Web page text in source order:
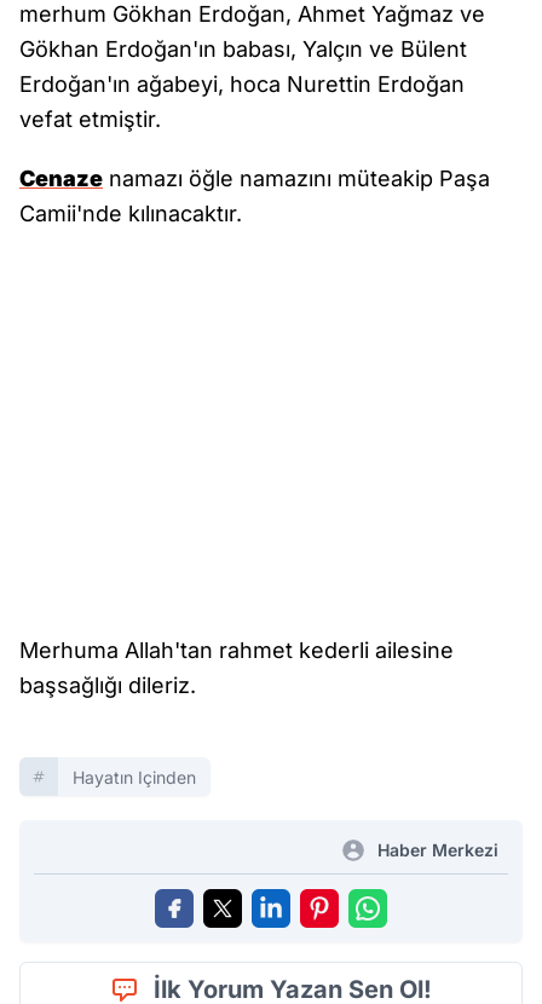
merhum Gökhan Erdoğan, Ahmet Yağmaz ve
Gökhan Erdoğan'ın babası, Yalçın ve Bülent
Erdoğan'ın ağabeyi, hoca Nurettin Erdoğan
vefat etmiştir.
Cenaze namazı öğle namazını müteakip Paşa
Camii'nde kılınacaktır.
Merhuma Allah'tan rahmet kederli ailesine
başsağlığı dileriz.
Hayatın Içinden
Haber Merkezi
İlk Yorum Yazan Sen Ol!